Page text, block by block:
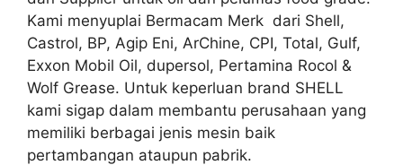
Kami menyuplai Bermacam Merk dari Shell,
Castrol, BP, Agip Eni, ArChine, CPI, Total, Gulf,
Exxon Mobil Oil, dupersol, Pertamina Rocol &
Wolf Grease. Untuk keperluan brand SHELL
kami sigap dalam membantu perusahaan yang
memiliki berbagai jenis mesin baik
pertambangan ataupun pabrik.